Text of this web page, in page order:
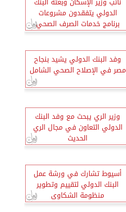
الدولي يتفقدون مشروعات
برنامج خدمات الصرف الصحي
المُستدامة بالدقهلية
وفد البنك الدولي يشيد بنجاح
مصر في الإصلاح الصحي الشامل
وزير الري يبحث مع وفد البنك
الدولي التعاون في مجال الري
الحديث
أسيوط تشارك في ورشة عمل
البنك الدولي لتقييم وتطوير
منظومة الشكاوى